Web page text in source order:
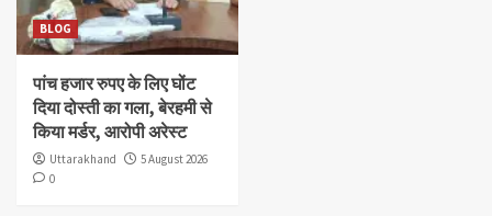
BLOG
पांच हजार रुपए के लिए घोंट
दिया दोस्ती का गला, बेरहमी से
किया मर्डर, आरोपी अरेस्ट
Uttarakhand
5 August 2026
0